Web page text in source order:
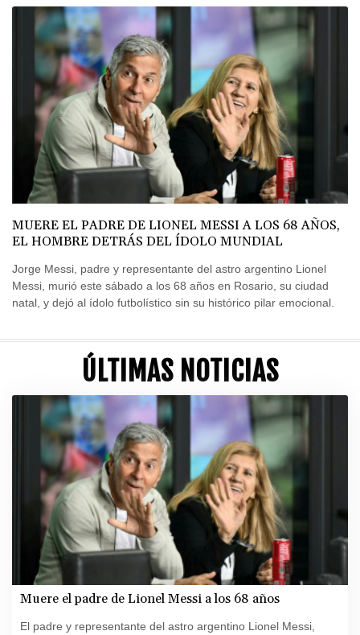
MUERE EL PADRE DE LIONEL MESSI A LOS 68 AÑOS,
EL HOMBRE DETRÁS DEL ÍDOLO MUNDIAL
Jorge Messi, padre y representante del astro argentino Lionel
Messi, murió este sábado a los 68 años en Rosario, su ciudad
natal, y dejó al ídolo futbolístico sin su histórico pilar emocional.
ÚLTIMAS NOTICIAS
Muere el padre de Lionel Messi a los 68 años
El padre y representante del astro argentino Lionel Messi,